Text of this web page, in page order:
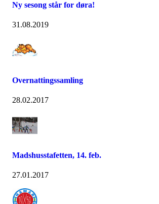
Ny sesong står for døra!
31.08.2019
Overnattingssamling
28.02.2017
Madshusstafetten, 14. feb.
27.01.2017